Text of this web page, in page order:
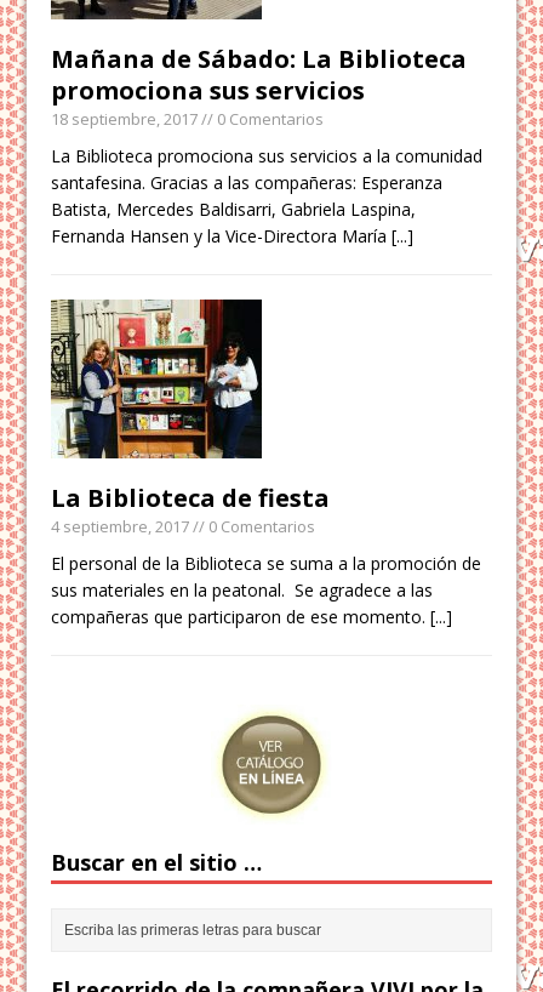
Mañana de Sábado: La Biblioteca
promociona sus servicios
18 septiembre, 2017// 0 Comentarios
La Biblioteca promociona sus servicios a la comunidad
santafesina. Gracias a las compañeras: Esperanza
Batista, Mercedes Baldisarri, Gabriela Laspina,
Fernanda Hansen y la Vice-Directora María[...]
La Biblioteca de fiesta
4 septiembre, 2017// 0 Comentarios
El personal de la Biblioteca se suma a la promoción de
sus materiales en la peatonal. Se agradece a las
compañeras que participaron de ese momento.[...]
Buscar en el sitio …